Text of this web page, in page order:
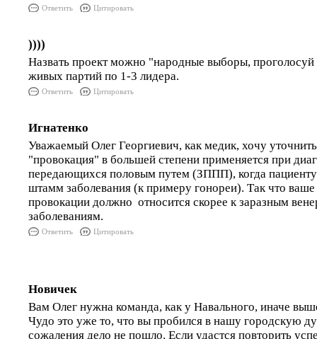
Ответить Цитировать
))))
Назвать проект можно "народные выборы,
живых партий по 1-3 лидера.
Ответить Цитировать
Игнатенко
Уважаемый Олег Георгиевич, как медик, хочу
"провокация" в большей степени применяется при
передающихся половым путем (ЗППП), когда пациенту
штамм заболевания (к примеру гонореи). Так что
провокации должно относится скорее к заразным
заболеваниям.
Ответить Цитировать
Новичек
Вам Олег нужна команда, как у Навального, иначе
Чудо это уже то, что вы пробился в нашу городскую
сожаления дело не пошло. Если удастся повторить